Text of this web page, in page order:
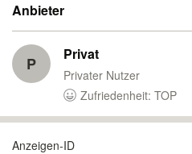
Anbieter
P Privat
Privater Nutzer
Zufriedenheit: TOP
Anzeigen-ID